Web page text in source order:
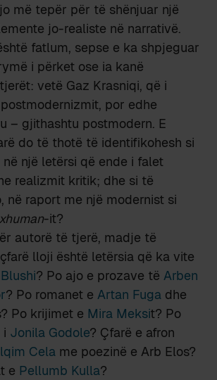
më tepër për të shënjuar një
jo-realiste në narrativë.
fatlum, sepse e ka shpjeguar
i përket ose ia kanë
vetë Gaz Krasniqi, që i
por edhe
– gjithashtu postmodern. E
do të thotë të identifikohesh si
një letërsi që ende i falet
realizmit kritik; dhe si të
në raport me një modernist si
-it?
autorë të tjerë, madje të
lloji është letërsia që ka vite
? Po ajo e prozave tëArben
? Po romanet eArtan Fuga dhe
Po krijimet e Mira Meksit? Po
i Jonila Godole? Çfarë e afron
Cela me poezinë e Arb Elos?
e Pellumb Kulla?